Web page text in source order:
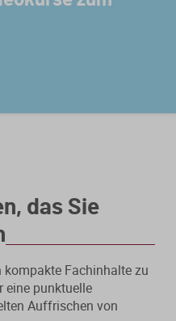
und
das Sie
kompakte Fachinhalte zu
eine punktuelle
Auffrischen von